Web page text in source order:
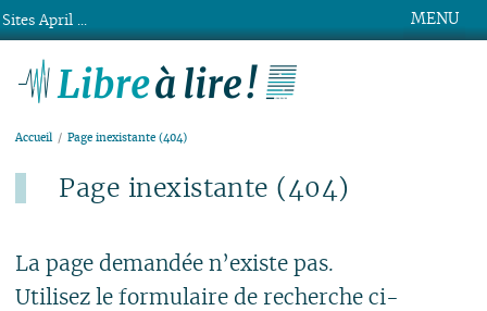
MENU
Accueil Page inexistante (404)
Page inexistante (404)
La page demandée n’existe pas.
Utilisez le formulaire de recherche ci-
Sites April ...